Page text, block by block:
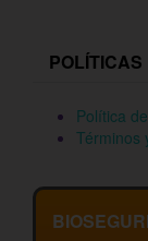
POLÍTICAS
Política
Términos